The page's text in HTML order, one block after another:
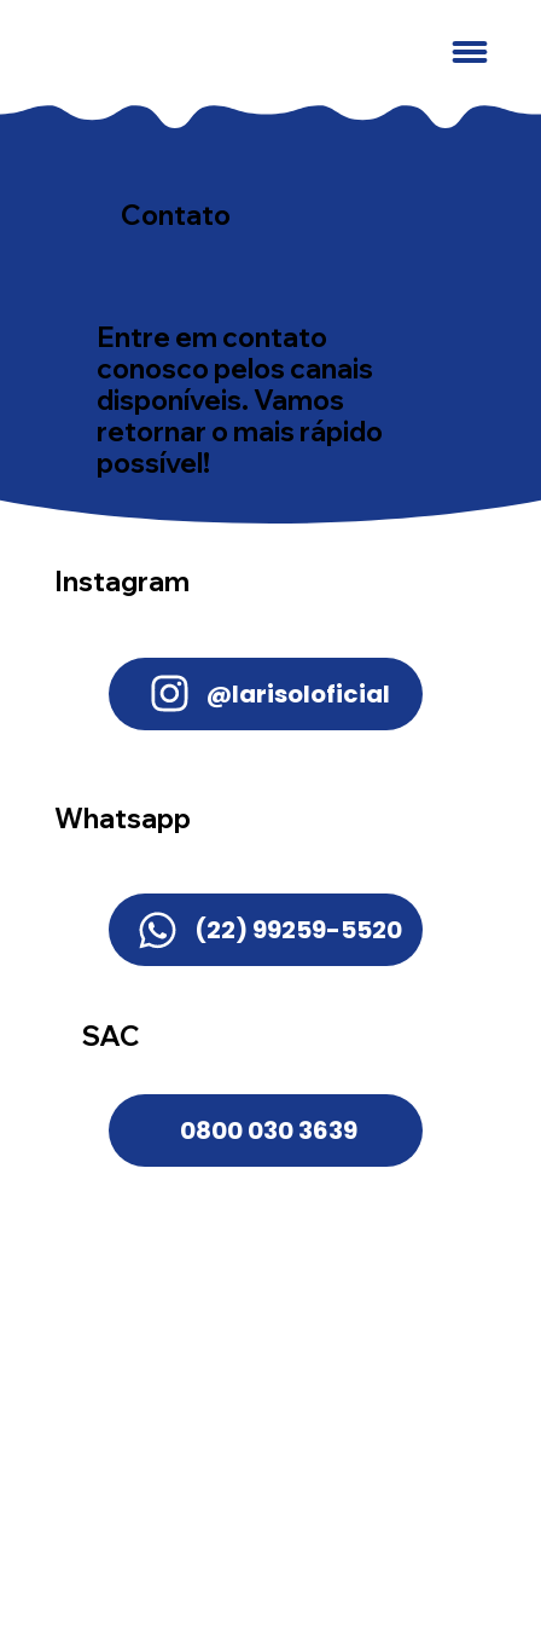
Contato
Entre em contato
conosco pelos canais
disponíveis. Vamos
retornar o mais rápido
possível!
Whatsapp
(22) 99259-5520
SAC
0800 030 3639
Instagram
@larisoloficial